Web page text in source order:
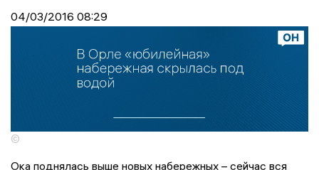
04/03/2016 08:29
©
Ока поднялась выше новых набережных – сейчас вся